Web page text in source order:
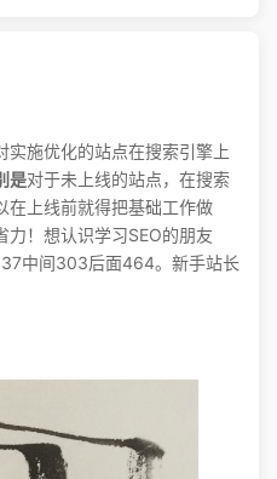
实施优化的站点在搜索引擎上
是对于未上线的站点，在搜索
在上线前就得把基础工作做
力！想认识学习SEO的朋友
中间303后面464。新手站长